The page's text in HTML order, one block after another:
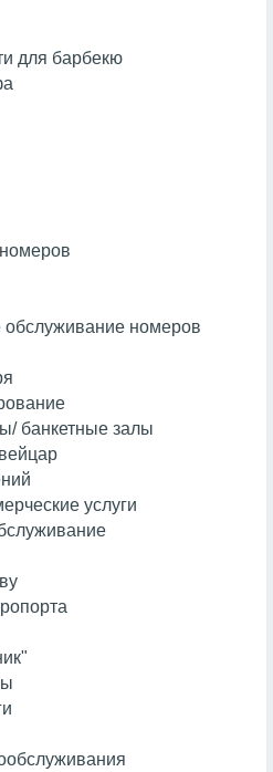
для барбекю
обслуживание номеров
банкетные залы
услуги